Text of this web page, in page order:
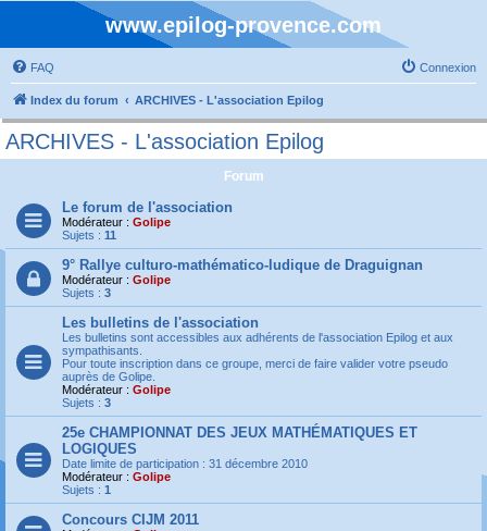
www.epilog-provence.com
FAQ Connexion
Index du forum ARCHIVES - L'association Epilog
ARCHIVES - L'association Epilog
Forum
Le forum de l'association
Modérateur : Golipe
Sujets : 11
9° Rallye culturo-mathématico-ludique de Draguignan
Modérateur : Golipe
Sujets : 3
Les bulletins de l'association
Les bulletins sont accessibles aux adhérents de l'association Epilog et aux
sympathisants.
Pour toute inscription dans ce groupe, merci de faire valider votre pseudo
auprès de Golipe.
Modérateur : Golipe
Sujets : 3
25e CHAMPIONNAT DES JEUX MATHÉMATIQUES ET
LOGIQUES
Date limite de participation : 31 décembre 2010
Modérateur : Golipe
Sujets : 1
Concours CIJM 2011